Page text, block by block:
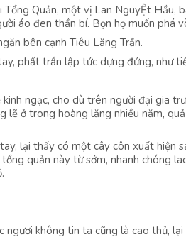
Quản, một vị Lan NguyỆt Hầu,
áo đen thần bí. Bọn họ muốn phá
bên cạnh Tiêu Lăng Trần.
phất trần lập tức dựng đứng, như
ngạc, cho dù trên người đại gia
lẽ ở trong hoàng lăng nhiều năm,
lại thấy có một cây côn xuất hiện
quản này từ sớm, nhanh chóng
ngươi không tin ta cũng là cao thủ,